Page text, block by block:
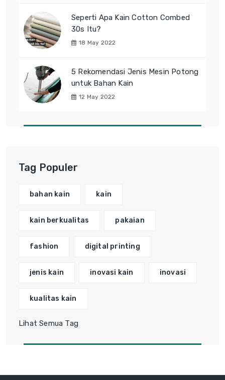
Seperti Apa Kain Cotton Combed
30s Itu?
18 May 2022
5 Rekomendasi Jenis Mesin Potong
untuk Bahan Kain
12 May 2022
Tag Populer
bahan kain kain
kain berkualitas pakaian
fashion digital printing
jenis kain inovasi kain inovasi
kualitas kain
Lihat Semua Tag